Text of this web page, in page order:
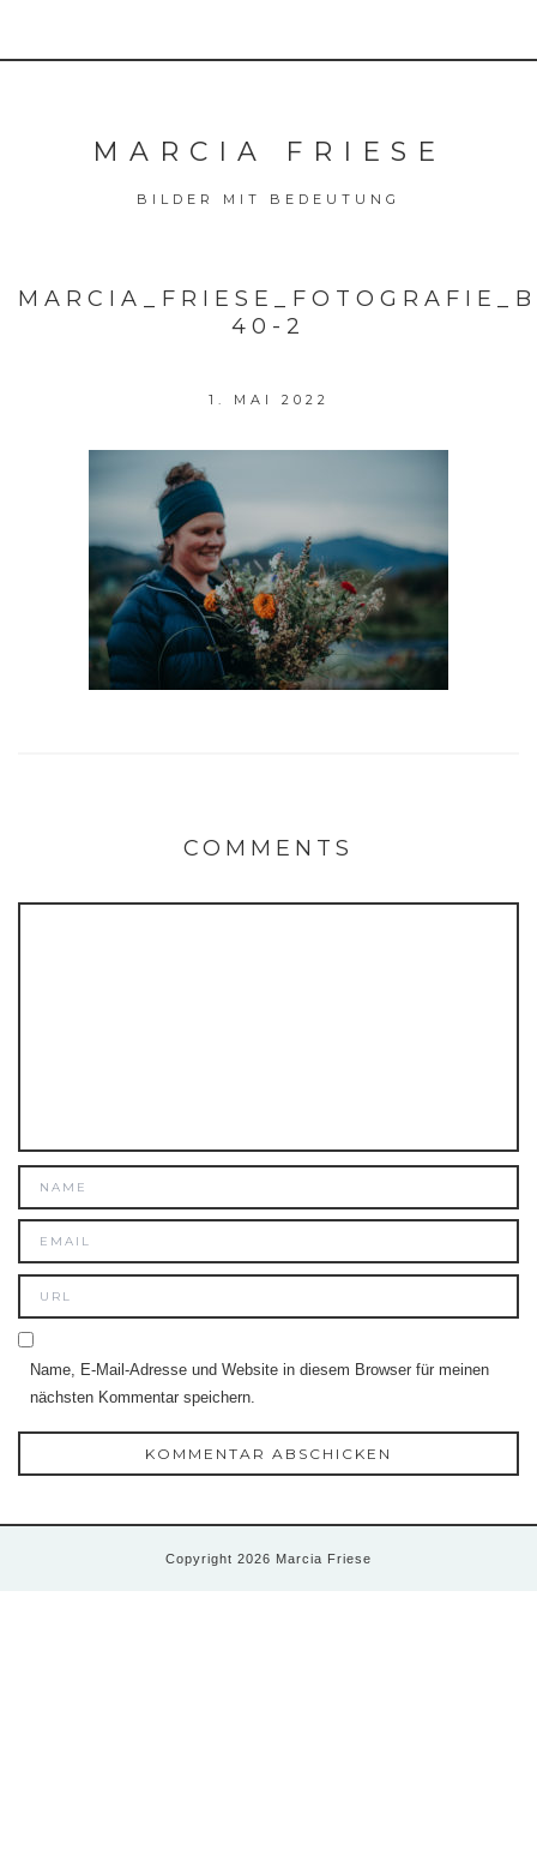
MARCIA FRIESE
BILDER MIT BEDEUTUNG
40-2
1. MAI 2022
COMMENTS
Name, E-Mail-Adresse und Website in diesem Browser für meinen
nächsten Kommentar speichern.
Copyright 2026 Marcia Friese